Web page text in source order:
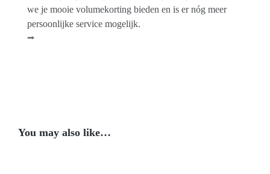
we je mooie volumekorting bieden en is er nóg meer
persoonlijke service mogelijk.
⭢
You may also like…